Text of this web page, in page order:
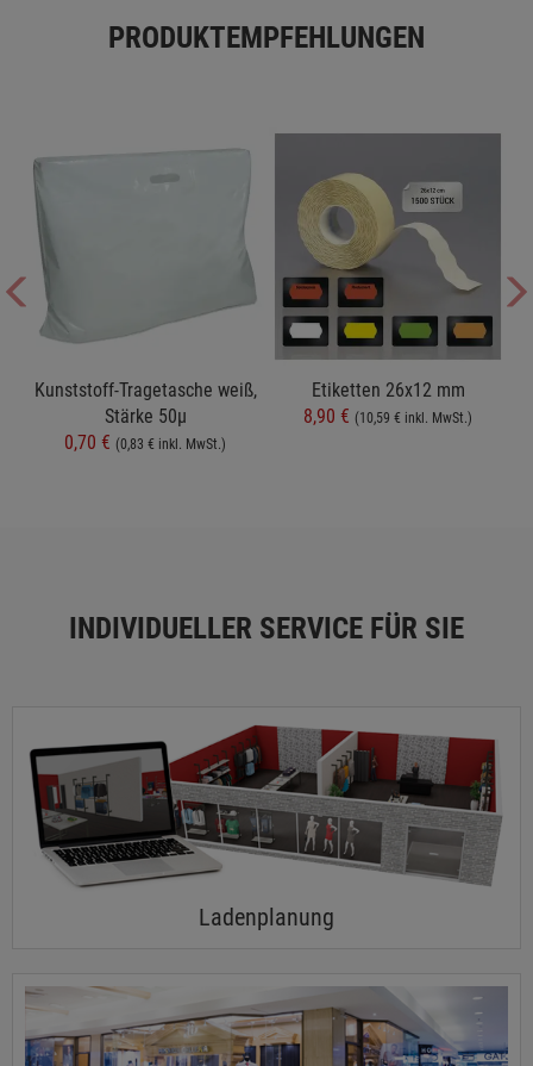
PRODUKTEMPFEHLUNGEN
Kunststoff-Tragetasche weiß,
Stärke 50µ
0,70 € (0,83 € inkl. MwSt.)
Etiketten 26x12 mm
8,90 € (10,59 € inkl. MwSt.)
INDIVIDUELLER SERVICE FÜR SIE
Ladenplanung